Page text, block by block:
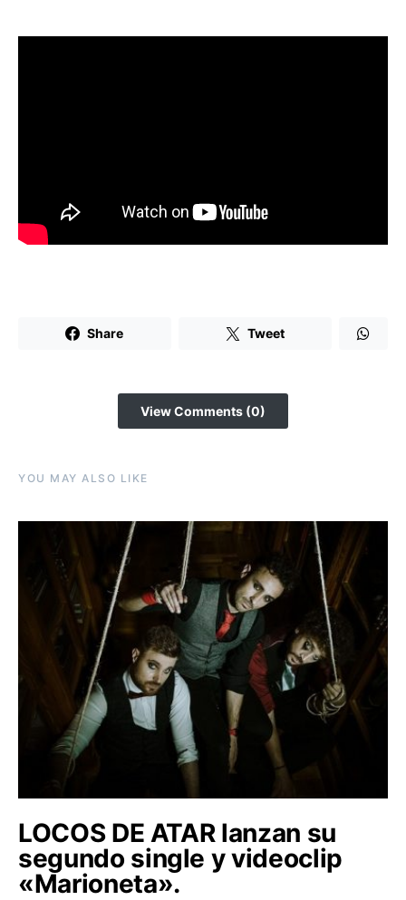
Share Tweet
View Comments (0)
YOU MAY ALSO LIKE
LOCOS DE ATAR lanzan su
segundo single y videoclip
«Marioneta».